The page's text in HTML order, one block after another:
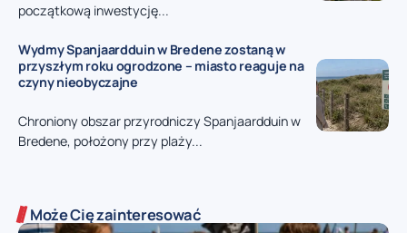
początkową inwestycję...
Wydmy Spanjaardduin w Bredene zostaną w
przyszłym roku ogrodzone – miasto reaguje na
czyny nieobyczajne
Chroniony obszar przyrodniczy Spanjaardduin w
Bredene, położony przy plaży...
Może Cię zainteresować